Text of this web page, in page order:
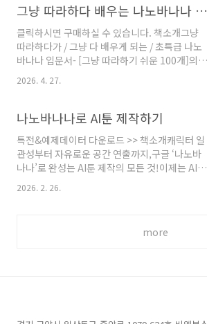
이 책은 그 새로운 작업 방식을 가장 쉽게..
손을 대야 할지 막막한 경험은 모든 디자이너의
관문입니다.이 책은 텍스트 한 줄로 디자인을 시
작하는 클로드 디자인(Claude Design)을 이용
하여 평범한 주니어 디자이너가 압도적 성과를
내는 디자인 개발과정을 보여줍니다. 단순히 예
쁜 그림을 만드는 게 아니라, 비즈니스 맥락을 이
다.디자인은 [이제 그리는 것]에서 [제안하고 결
정하는..
그냥 따라하다 배우는 나노바나나 100선
클릭하시면 구매하실 수 있습니다. 책소개그냥
따라하다가 / 그냥 다 배우게 되는 / 초특급 나노
바나나 입문서- [그냥 따라하기 쉬운 100개]의
롬프트.- [그냥 배우게 되는 100개]의 나노바나
제집이다. 이 책은 나노바나나라는 강력한 도구
를 활용해 독자의 상상력을 실체화하는 가장 빠
른 경로를 안내합니다. 예제 01부터 100번까지,
그냥 책에서 시키는 대로 따라하다 보면 어느새
나노바나나를 자유자재로 다루는 마스터가 되어
있을 것이다. 그것도 아주 빠르게!목차[챕터_0]
2026. 4. 27.
나노바나나로 AI툰 제작하기
특전&예제데이터 다운로드 >> 책소개캐릭터 일
관성부터 자유로운 공간 연출까지,구글 ‘나노바
나나’로 완성는 AI툰 제작의 모든 것!이제는 AI 창
작의 시대입니다. 하지만 많은 사람은 ‘그럴듯한
이미지 한 장’을 만드는 데서 멈추곤 합니다. 웹툰
배경의 분위기, 프롬프트 앞에서 막혀 버리는 스
확장까지의 흐름을 안내하는 실전 가이드 북입니
2026. 2. 26.
more